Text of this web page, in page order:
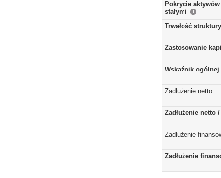
Pokrycie aktywów
stałymi
Trwałość
Zastosowanie
Wskaźnik
Zadłużenie netto
Zadłużenie netto
Zadłużenie
Zadłużenie